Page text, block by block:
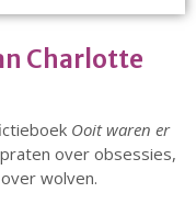
Charlotte
Ooit waren er
over obsessies,
wolven.